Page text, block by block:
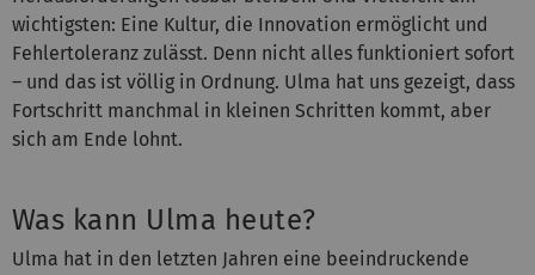
wichtigsten: Eine Kultur, die Innovation ermöglicht und
Fehlertoleranz zulässt. Denn nicht alles funktioniert sofort
– und das ist völlig in Ordnung. Ulma hat uns gezeigt, dass
Fortschritt manchmal in kleinen Schritten kommt, aber
sich am Ende lohnt.
Was kann Ulma heute?
Ulma hat in den letzten Jahren eine beeindruckende